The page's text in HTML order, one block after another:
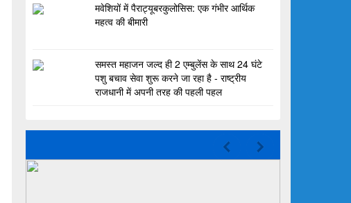
मवेशियों में पैराट्यूबरकुलोसिस: एक गंभीर आर्थिक
महत्व की बीमारी
समस्त महाजन जल्द ही 2 एम्बुलेंस के साथ 24 घंटे
पशु बचाव सेवा शुरू करने जा रहा है - राष्ट्रीय
राजधानी में अपनी तरह की पहली पहल